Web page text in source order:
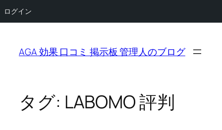
ログイン
AGA 効果 口コミ 掲示板 管理人のブログ
タグ: LABOMO 評判